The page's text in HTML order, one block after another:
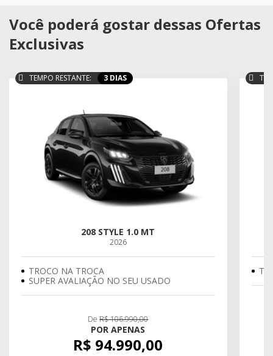
Você poderá gostar dessas Ofertas
Exclusivas
TEMPO RESTANTE: 3 DIAS
208 STYLE 1.0 MT
2026
TROCO NA TROCA
SUPER AVALIAÇÃO NO SEU USADO
DeR$ 106.990,00
POR APENAS
R$ 94.990,00